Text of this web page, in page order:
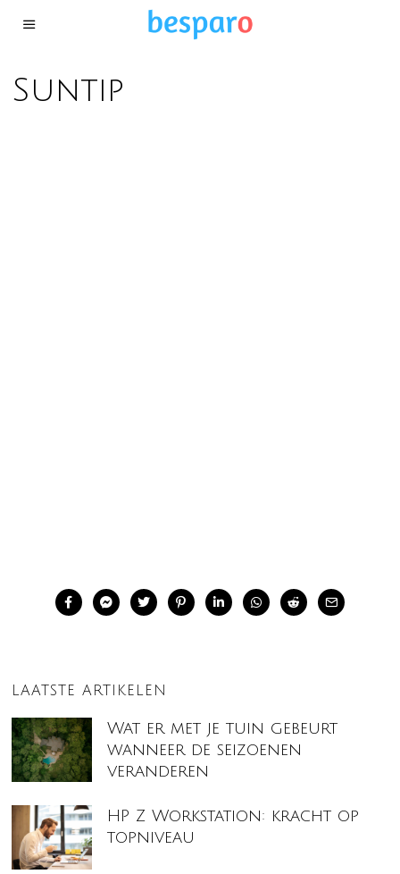
Suntip
LAATSTE ARTIKELEN
Wat er met je tuin gebeurt
wanneer de seizoenen
veranderen
HP Z Workstation: kracht op
topniveau